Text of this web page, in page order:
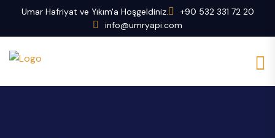
Umar Hafriyat ve Yıkım'a Hoşgeldiniz.
+90 532 331 72 20
info@umryapi.com